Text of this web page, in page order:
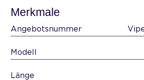
Merkmale
Angebotsnummer
Modell
Länge